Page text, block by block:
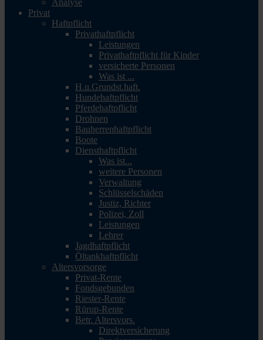
Analyse
Privat
Haftpflicht
Privathaftpflicht
Leistungen
Privathaftpflicht für Kinder
versicherte Personen
Was ist ...
H.u.Grundst.haft.
Hundehaftpflicht
Pferdehaftpflicht
Drohnen
Bauherrenhaftpflicht
Boote
Diensthaftpflicht
Was ist...
weitere Personen
Verwaltung
Schlüsselschäden
Justiz, Richter
Polizei, Zoll
Leistungen
Lehrer
Jagdhaftpflicht
Öltankhaftpflicht
Altersvorsorge
Privat-Rente
Fondsgebunden
Riester-Rente
Rürup-Rente
Betr. Altersvors.
Direktversicherung